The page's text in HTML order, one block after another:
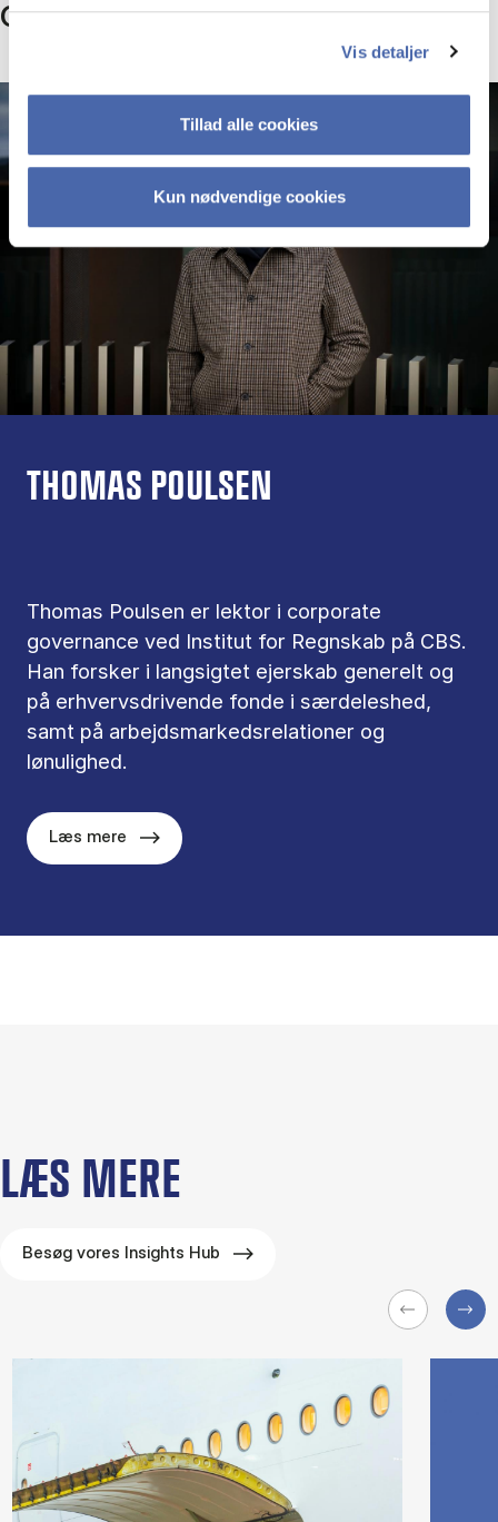
Vis detaljer
Tillad alle cookies
Kun nødvendige cookies
Om forskeren
THOMAS POULSEN
Thomas Poulsen er lektor i corporate
governance ved Institut for Regnskab på CBS.
Han forsker i langsigtet ejerskab generelt og
på erhvervsdrivende fonde i særdeleshed,
samt på arbejdsmarkedsrelationer og
lønulighed.
Læs mere
LÆS MERE
Besøg vores Insights Hub